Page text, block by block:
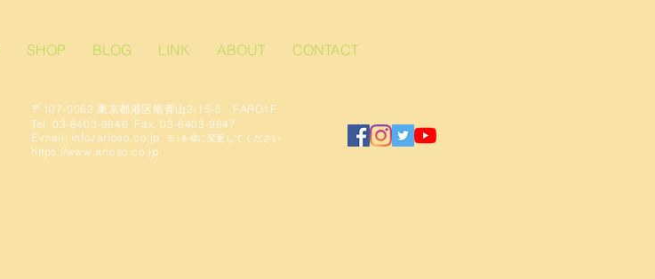
SHOP BLOG LINK ABOUT CONTACT
〒107-0062 東京都港区南青山2-15-5 FARO1F
Tel. 03-6403-9846 Fax. 03-6403-9847
​E-mail: info♪arioso.co.jp
※♪を@に変更してください
https://www.arioso.co.jp